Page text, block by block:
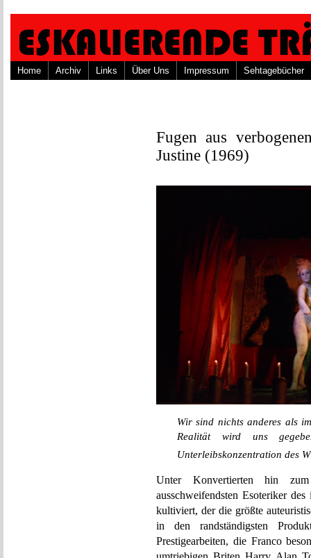
Home Archiv Links Über Uns Impressum Sehtagebücher
Fugen aus
Justine (1969)
Wir sind nichts anderes als
Realität wird uns
Unterleibskonzentration des
Unter Konvertierten hin
ausschweifendsten Esoteriker
kultiviert, der die größte
in den randständigsten
Prestigearbeiten, die Franco